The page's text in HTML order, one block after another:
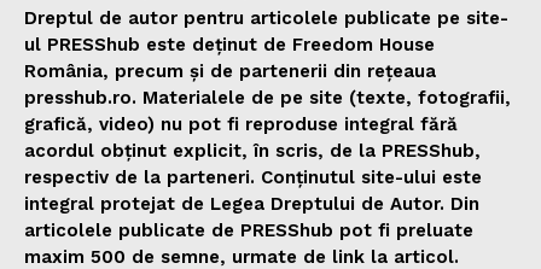
Dreptul de autor pentru articolele publicate pe site-
ul PRESShub este deținut de Freedom House
România, precum și de partenerii din rețeaua
presshub.ro. Materialele de pe site (texte, fotografii,
grafică, video) nu pot fi reproduse integral fără
acordul obținut explicit, în scris, de la PRESShub,
respectiv de la parteneri. Conținutul site-ului este
integral protejat de Legea Dreptului de Autor. Din
articolele publicate de PRESShub pot fi preluate
maxim 500 de semne, urmate de link la articol.